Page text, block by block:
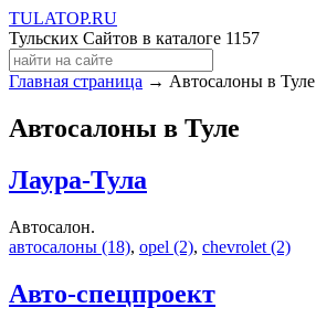
TULATOP.RU
Тульских Сайтов в каталоге 1157
Главная страница → Автосалоны в Туле
Автосалоны в Туле
Лаура-Тула
Автосалон.
автосалоны (18), opel (2), chevrolet (2)
Авто-спецпроект